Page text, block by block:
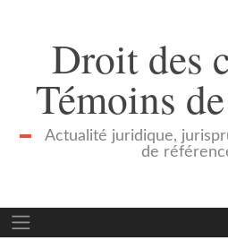
Droit des
Témoins
Actualité juridique,
de